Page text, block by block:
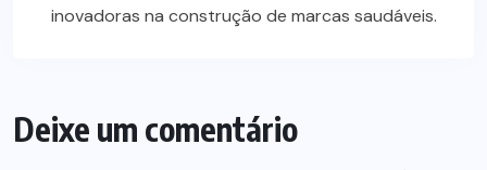
inovadoras na construção de marcas saudáveis.
Deixe um comentário